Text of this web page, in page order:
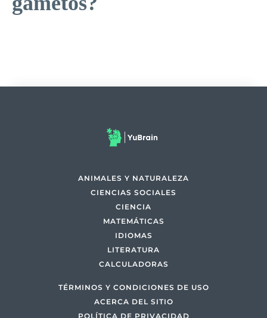
ANIMALES Y NATURALEZA
CIENCIAS SOCIALES
CIENCIA
MATEMÁTICAS
IDIOMAS
LITERATURA
CALCULADORAS
TÉRMINOS Y CONDICIONES DE USO
ACERCA DEL SITIO
POLÍTICA DE PRIVACIDAD